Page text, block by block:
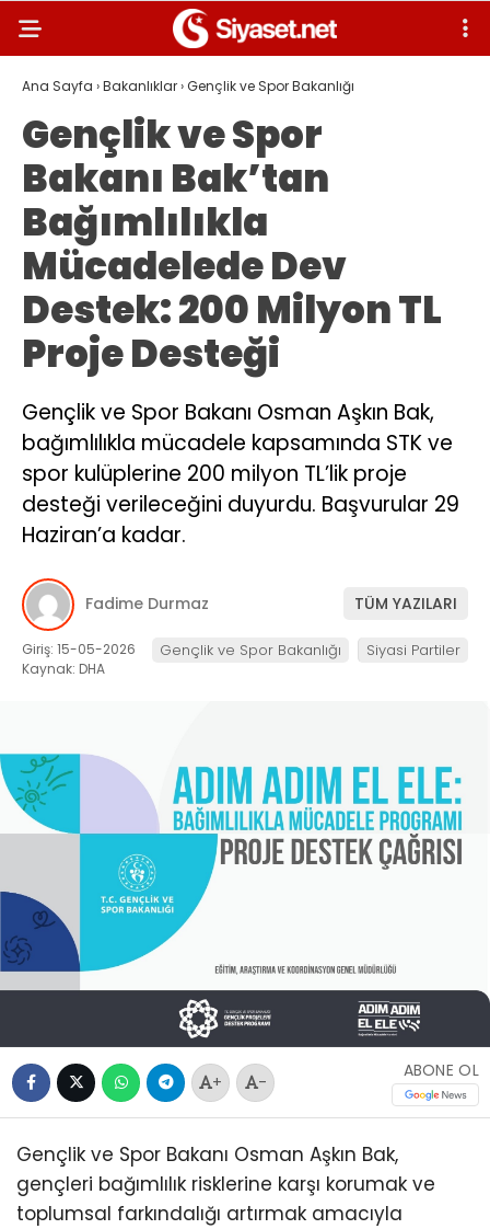
Ana Sayfa ›Bakanlıklar›Gençlik ve Spor Bakanlığı
Gençlik ve Spor
Bakanı Bak’tan
Bağımlılıkla
Mücadelede Dev
Destek: 200 Milyon TL
Proje Desteği
Gençlik ve Spor Bakanı Osman Aşkın Bak,
bağımlılıkla mücadele kapsamında STK ve
spor kulüplerine 200 milyon TL’lik proje
desteği verileceğini duyurdu. Başvurular 29
Haziran’a kadar.
Fadime Durmaz TÜM YAZILARI
Giriş: 15-05-2026
Kaynak: DHA
Gençlik ve Spor Bakanlığı Siyasi Partiler
+ -
ABONE OL
Gençlik ve Spor Bakanı Osman Aşkın Bak,
gençleri bağımlılık risklerine karşı korumak ve
toplumsal farkındalığı artırmak amacıyla